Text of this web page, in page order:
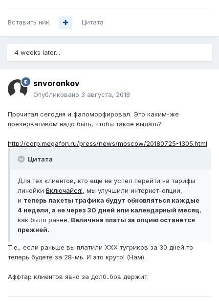
Вставить ник Цитата
4 weeks later...
snvoronkov
Опубликовано 3 августа, 2018
Прочитал сегодня и фаломорфировал. Это каким-же
презервативом надо быть, чтобы такое выдать?
http://corp.megafon.ru/press/news/moscow/20180725-1305.html
Цитата
Для тех клиентов, кто ещё не успел перейти на тарифы
линейки Включайся!, мы улучшили интернет-опции,
и теперь пакеты трафика будут обновляться каждые
4 недели, а не через 30 дней или календарный месяц,
как было ранее. Величина платы за опцию останется
прежней.
Т.е., если раньше вы платили XXX тугриков за 30 дней,то
теперь будете за 28-мь. И это круто! (Нам).
Аффтар клиентов явно за долб..бов держит.